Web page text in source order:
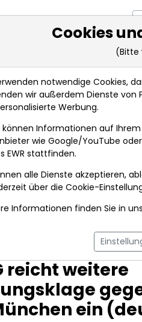
Markt-Analysen
AFX Compact EQS-Adhoc:
DPA-AFX
der
15:17 Uhr
reicht weitere
ein
Cookies
(Bitte
notwendige Cookies,
wir außerdem Dienste von
Werbung.
können Informationen auf
wie Google/YouTube
EWR stattfinden.
alle Dienste akzeptieren,
über die Cookie-
Informationen finden Sie in